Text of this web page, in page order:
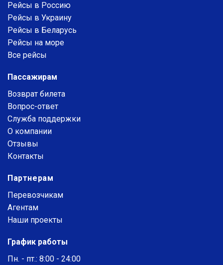
Рейсы в Россию
Рейсы в Украину
Рейсы в Беларусь
Рейсы на море
Все рейсы
Пассажирам
Возврат билета
Вопрос-ответ
Служба поддержки
О компании
Отзывы
Контакты
Партнерам
Перевозчикам
Агентам
Наши проекты
График работы
Пн. - пт.: 8:00 - 24:00